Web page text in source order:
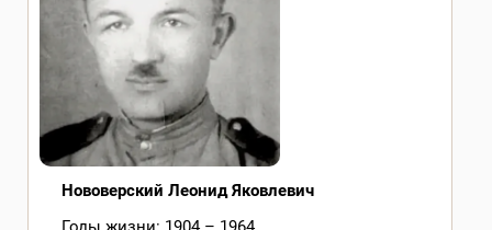
Нововерский Леонид Яковлевич